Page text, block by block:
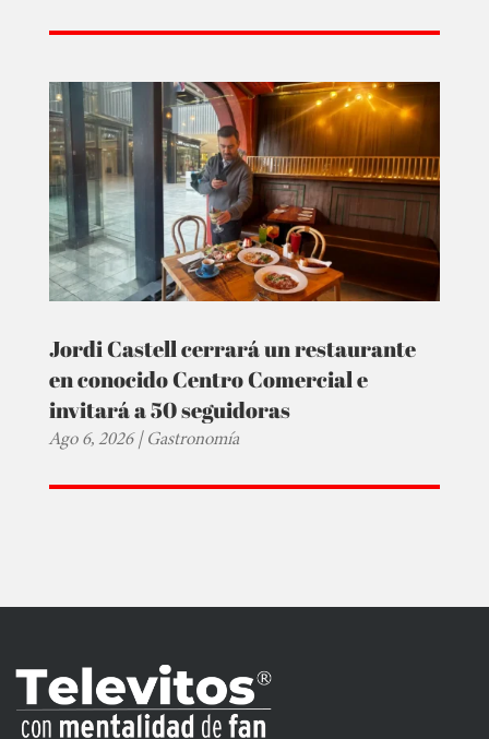
Jordi Castell cerrará un restaurante
en conocido Centro Comercial e
invitará a 50 seguidoras
Ago 6, 2026|Gastronomía